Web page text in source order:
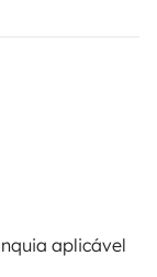
aplicável